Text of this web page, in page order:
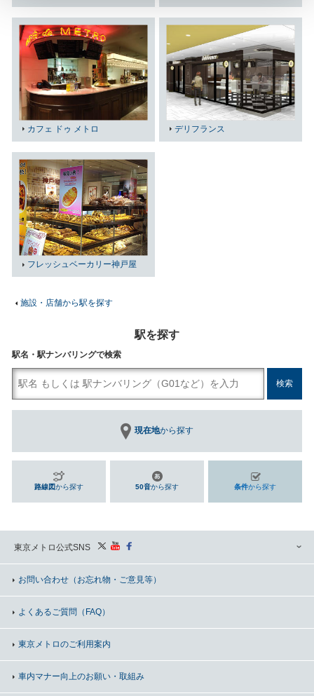
カフェ ドゥ メトロ デリフランス
フレッシュベーカリー神戸屋
施設・店舗から駅を探す
駅を探す
駅名・駅ナンバリングで検索
路線図から探す 50音から探す 条件から探す
現在地から探す
東京メトロ公式SNS
お問い合わせ （お忘れ物・ご意見等）
よくあるご質問（FAQ）
東京メトロのご利用案内
車内マナー向上のお願い・取組み